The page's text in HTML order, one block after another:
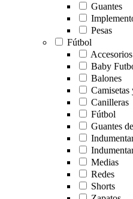
Guantes
Pesas
Fútbol
Accesorios
Baby
Balones
Camisetas
Canilleras
Fútbol
Guantes
Medias
Redes
Shorts